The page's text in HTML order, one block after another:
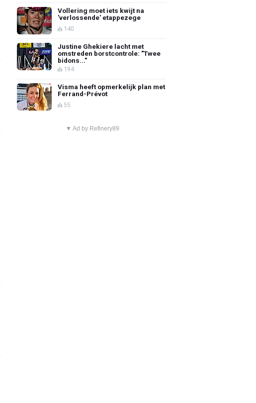
Vollering moet iets kwijt na
'verlossende' etappezege
140
Justine Ghekiere lacht met
omstreden borstcontrole: "Twee
bidons..."
194
Visma heeft opmerkelijk plan met
Ferrand-Prévot
55
▼ Ad by Refinery89